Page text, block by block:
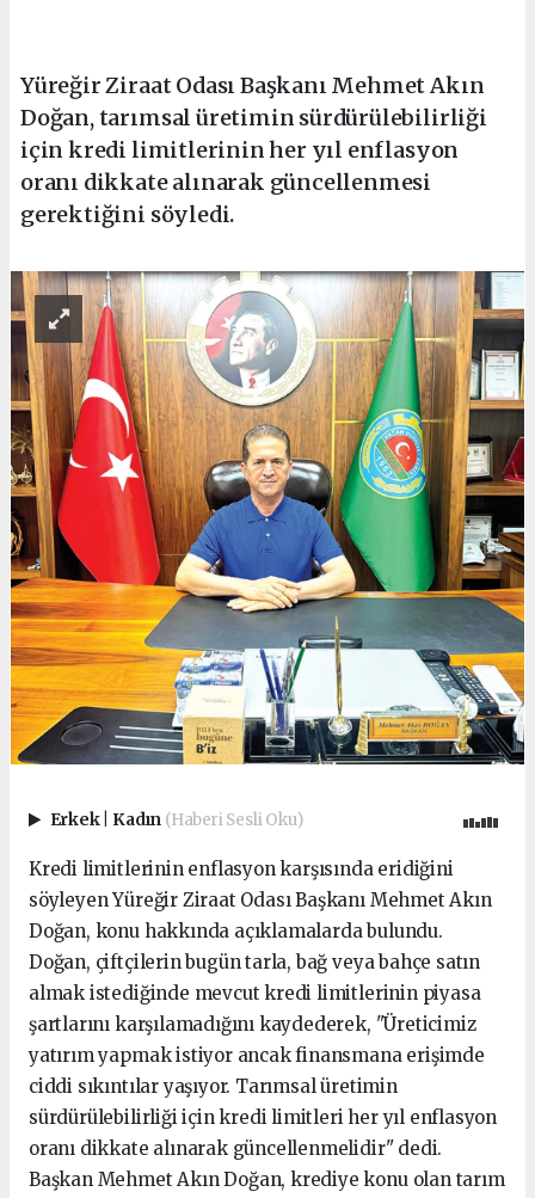
Yüreğir Ziraat Odası Başkanı Mehmet Akın
Doğan, tarımsal üretimin sürdürülebilirliği
için kredi limitlerinin her yıl enflasyon
oranı dikkate alınarak güncellenmesi
gerektiğini söyledi.
Erkek Kadın (Haberi Sesli Oku)
Kredi limitlerinin enflasyon karşısında eridiğini
söyleyen Yüreğir Ziraat Odası Başkanı Mehmet Akın
Doğan, konu hakkında açıklamalarda bulundu.
Doğan, çiftçilerin bugün tarla, bağ veya bahçe satın
almak istediğinde mevcut kredi limitlerinin piyasa
şartlarını karşılamadığını kaydederek, "Üreticimiz
yatırım yapmak istiyor ancak finansmana erişimde
ciddi sıkıntılar yaşıyor. Tarımsal üretimin
sürdürülebilirliği için kredi limitleri her yıl enflasyon
oranı dikkate alınarak güncellenmelidir" dedi.
Başkan Mehmet Akın Doğan, krediye konu olan tarım